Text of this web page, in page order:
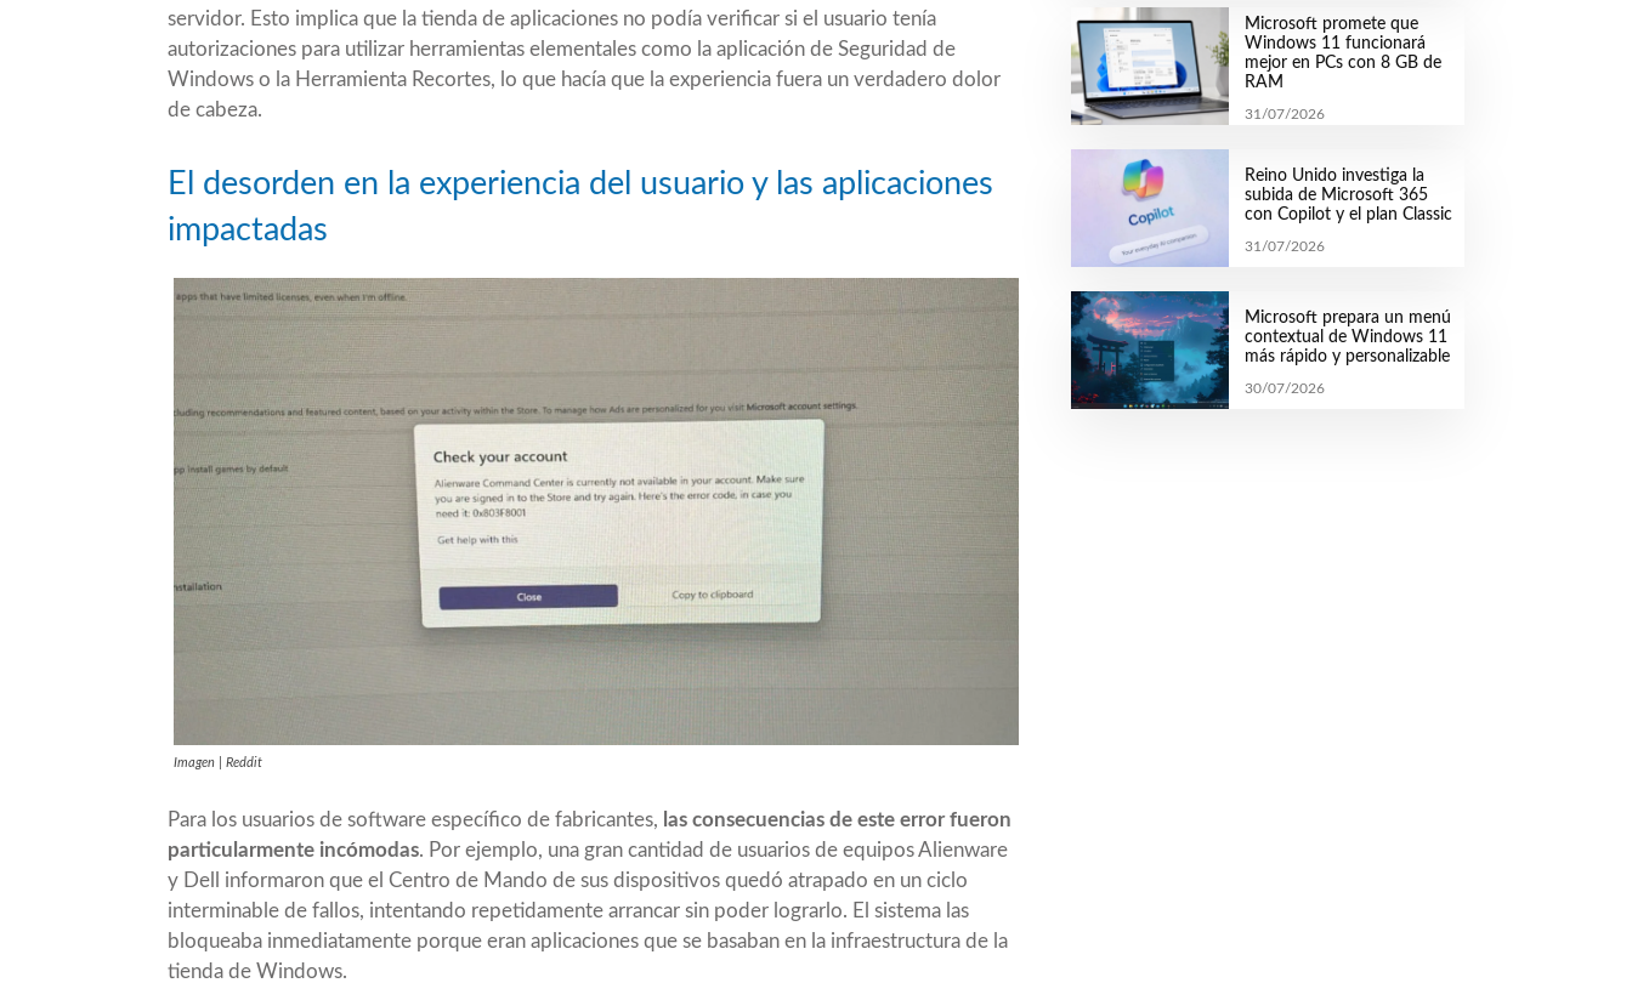
servidor. Esto implica que la tienda de aplicaciones no podía verificar si el usuario tenía
autorizaciones para utilizar herramientas elementales como la aplicación de Seguridad de
Windows o la Herramienta Recortes, lo que hacía que la experiencia fuera un verdadero dolor
de cabeza.
El desorden en la experiencia del usuario y las aplicaciones
impactadas
Imagen | Reddit
Para los usuarios de software específico de fabricantes, las consecuencias de este error fueron
particularmente incómodas. Por ejemplo, una gran cantidad de usuarios de equipos Alienware
y Dell informaron que el Centro de Mando de sus dispositivos quedó atrapado en un ciclo
interminable de fallos, intentando repetidamente arrancar sin poder lograrlo. El sistema las
bloqueaba inmediatamente porque eran aplicaciones que se basaban en la infraestructura de la
tienda de Windows.
Microsoft promete que
Windows 11 funcionará
mejor en PCs con 8 GB de
RAM
31/07/2026
Reino Unido investiga la
subida de Microsoft 365
con Copilot y el plan Classic
31/07/2026
Microsoft prepara un menú
contextual de Windows 11
más rápido y personalizable
30/07/2026